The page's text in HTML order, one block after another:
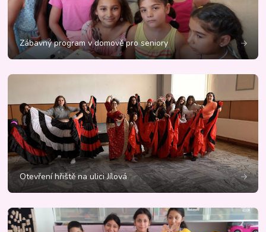
Zábavný program v domově pro seniory
Otevření hřiště na ulici Jílová